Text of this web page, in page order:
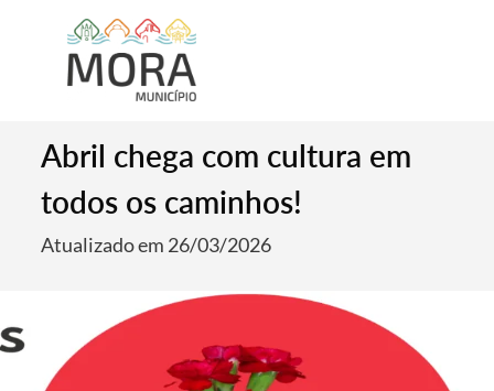
Abril chega com cultura em
todos os caminhos!
Atualizado em 26/03/2026